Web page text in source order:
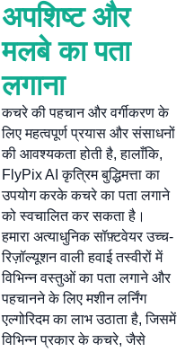
अपशिष्ट और
मलबे का पता
लगाना
कचरे की पहचान और वर्गीकरण के
लिए महत्वपूर्ण प्रयास और संसाधनों
की आवश्यकता होती है, हालाँकि,
FlyPix AI कृत्रिम बुद्धिमत्ता का
उपयोग करके कचरे का पता लगाने
को स्वचालित कर सकता है।
हमारा अत्याधुनिक सॉफ़्टवेयर उच्च-
रिज़ॉल्यूशन वाली हवाई तस्वीरों में
विभिन्न वस्तुओं का पता लगाने और
पहचानने के लिए मशीन लर्निंग
एल्गोरिदम का लाभ उठाता है, जिसमें
विभिन्न प्रकार के कचरे, जैसे